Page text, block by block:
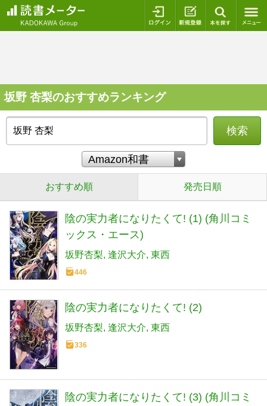
ログイン 新規登録
坂野 杏梨のおすすめランキング
検索
おすすめ順 発売日順
陰の実力者になりたくて! (1) (角川コミ
ックス・エース)
坂野杏梨 逢沢大介 東西
446
陰の実力者になりたくて! (2)
坂野杏梨 逢沢大介 東西
336
陰の実力者になりたくて! (3) (角川コミ